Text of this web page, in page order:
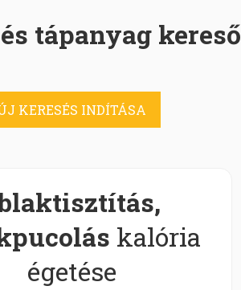
tápanyag kereső
KERESÉS INDÍTÁSA
kalória
égetése